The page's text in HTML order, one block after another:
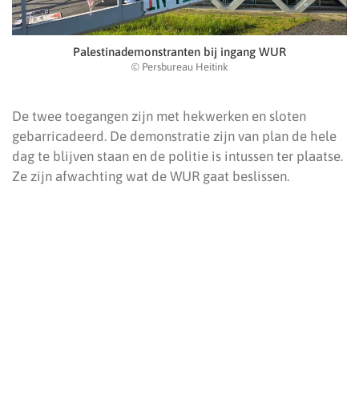
Palestinademonstranten bij ingang WUR
© Persbureau Heitink
De twee toegangen zijn met hekwerken en sloten
gebarricadeerd. De demonstratie zijn van plan de hele
dag te blijven staan en de politie is intussen ter plaatse.
Ze zijn afwachting wat de WUR gaat beslissen.